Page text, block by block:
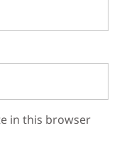
in this browser